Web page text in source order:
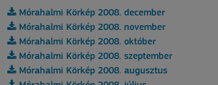
Mórahalmi Körkép 2008. december
Mórahalmi Körkép 2008. november
Mórahalmi Körkép 2008. október
Mórahalmi Körkép 2008. szeptember
Mórahalmi Körkép 2008. augusztus